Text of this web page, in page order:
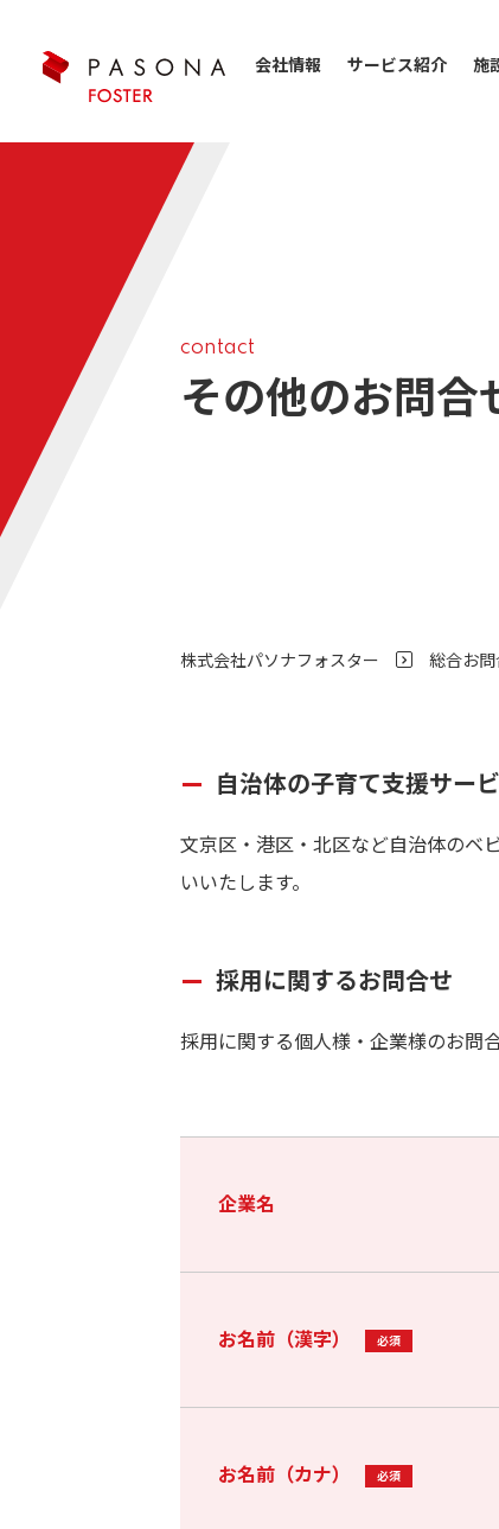
会社情報 サービス紹介 施
contact
その他のお問合
株式会社パソナフォスター >
総合お問
自治体の子育て支援サー
文京区・港区・北区など自治体のベ
いいたします。
採用に関するお問合せ
採用に関する個人様・企業様のお問
企業名
お名前（漢字） 必須
お名前（カナ） 必須